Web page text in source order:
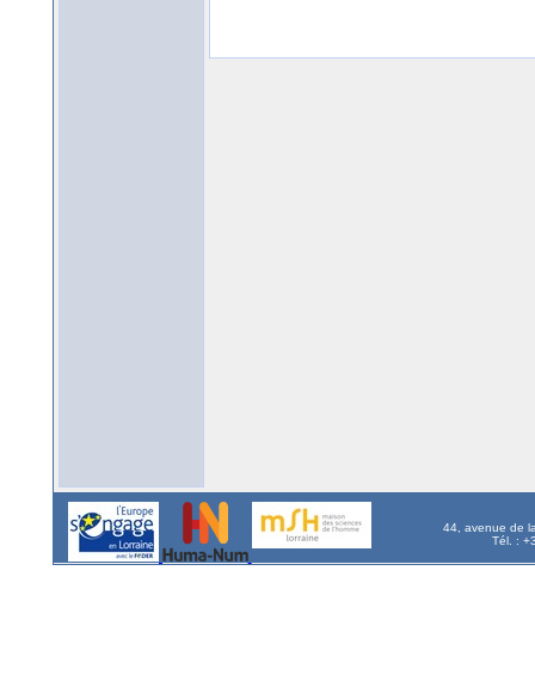
44, avenue de
Tél. :